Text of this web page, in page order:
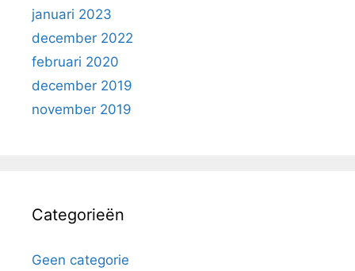
januari 2023
december 2022
februari 2020
december 2019
november 2019
Categorieën
Geen categorie